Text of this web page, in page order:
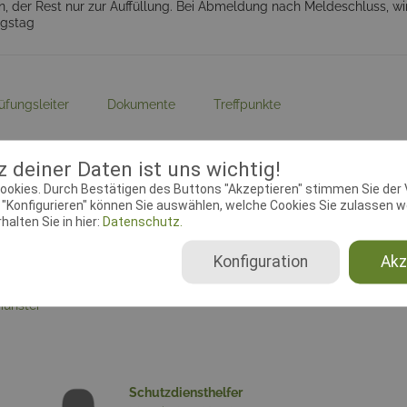
deiner Daten ist uns wichtig!
Durch Bestätigen des Buttons "Akzeptieren" stimmen Sie der
können Sie auswählen, welche Cookies Sie zulassen
Sie in hier: Datenschutz.
Konfiguration
der Rest nur zur Auffüllung. Bei Abmeldung nach Meldeschluss,
Dokumente Treffpunkte
FCI-UPr:22 Startplätze FCI-SPr:
BgH:22 Startplätze
phv-
Schutzdiensthelfer